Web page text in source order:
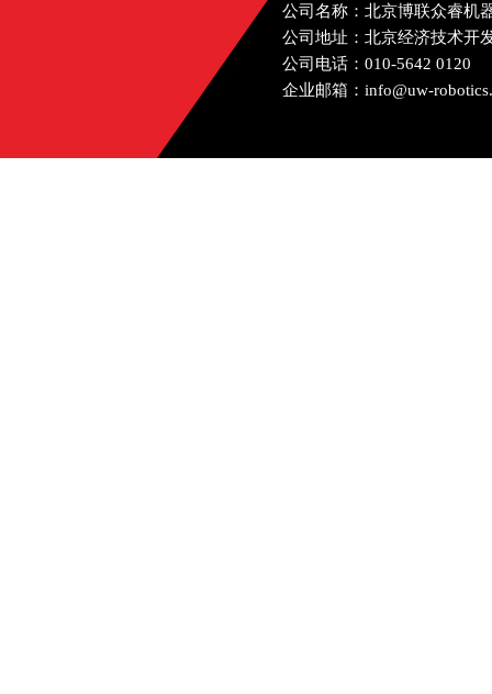
公司名称：北京博联众睿机
公司地址：北京经济技术开
公司电话：010-5642 0120
企业邮箱：info@uw-